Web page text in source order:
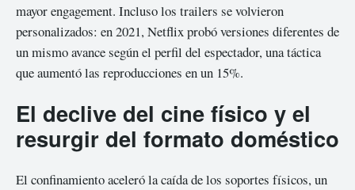
mayor engagement. Incluso los trailers se volvieron
personalizados: en 2021, Netflix probó versiones diferentes de
un mismo avance según el perfil del espectador, una táctica
que aumentó las reproducciones en un 15%.
El declive del cine físico y el
resurgir del formato doméstico
El confinamiento aceleró la caída de los soportes físicos, un